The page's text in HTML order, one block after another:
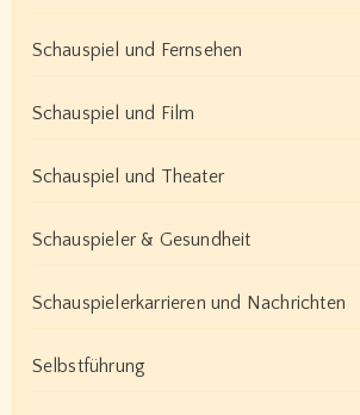
Schauspiel und Fernsehen
Schauspiel und Film
Schauspiel und Theater
Schauspieler & Gesundheit
Schauspielerkarrieren und Nachrichten
Selbstführung